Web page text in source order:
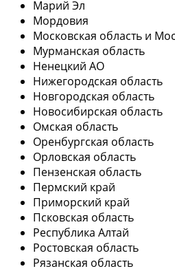
Марий Эл
Мордовия
Московская область и
Мурманская область
Ненецкий АО
Нижегородская область
Новгородская область
Новосибирская область
Омская область
Оренбургская область
Орловская область
Пензенская область
Пермский край
Приморский край
Псковская область
Республика Алтай
Ростовская область
Рязанская область